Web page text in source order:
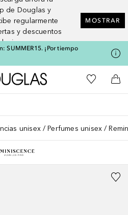
de Douglas y
regularmente
y descuentos
MOSTRAR
SUMMER15. ¡Por tiempo
A Douglas HomeMi lista de
A
unisex Perfumes unisex